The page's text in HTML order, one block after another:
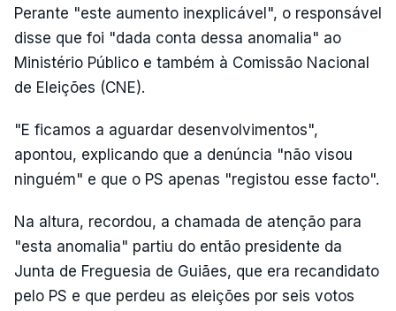
Perante "este aumento inexplicável", o responsável
disse que foi "dada conta dessa anomalia" ao
Ministério Público e também à Comissão Nacional
de Eleições (CNE).
"E ficamos a aguardar desenvolvimentos",
apontou, explicando que a denúncia "não visou
ninguém" e que o PS apenas "registou esse facto".
Na altura, recordou, a chamada de atenção para
"esta anomalia" partiu do então presidente da
Junta de Freguesia de Guiães, que era recandidato
pelo PS e que perdeu as eleições por seis votos